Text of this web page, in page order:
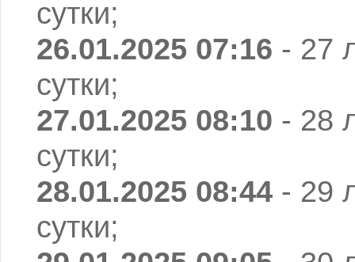
сутки;
26.01.2025 07:16 - 27
сутки;
27.01.2025 08:10 - 28
сутки;
28.01.2025 08:44 - 29
сутки;